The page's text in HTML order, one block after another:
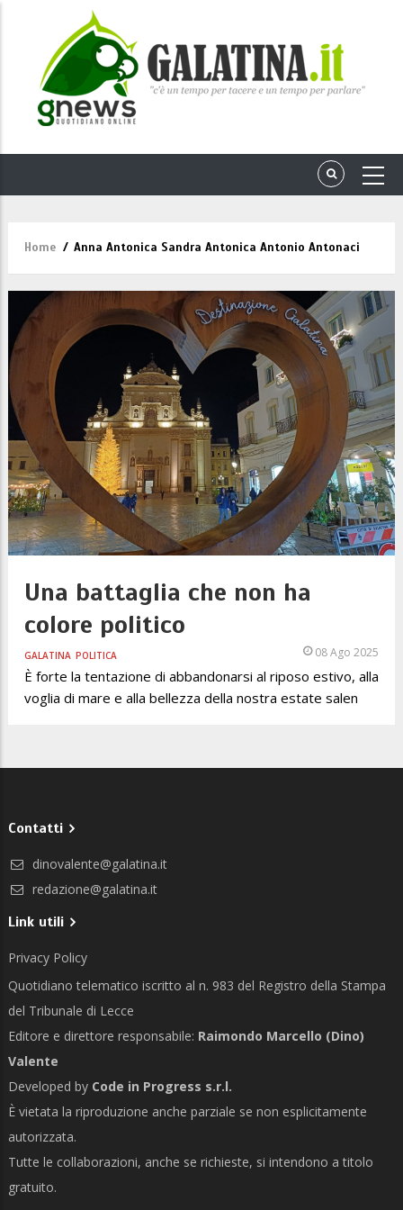
Briciole
di
pane
Home / Anna Antonica Sandra Antonica Antonio Antonaci
Una battaglia che non ha
colore politico
GALATINA POLITICA 08 Ago 2025
È forte la tentazione di abbandonarsi al riposo estivo, alla
voglia di mare e alla bellezza della nostra estate salen
Contatti
dinovalente@galatina.it
redazione@galatina.it
Link utili
Privacy Policy
Quotidiano telematico iscritto al n. 983 del Registro della Stampa
del Tribunale di Lecce
Editore e direttore responsabile: Raimondo Marcello (Dino)
Valente
Developed by Code in Progress s.r.l.
È vietata la riproduzione anche parziale se non esplicitamente
autorizzata.
Tutte le collaborazioni, anche se richieste, si intendono a titolo
gratuito.